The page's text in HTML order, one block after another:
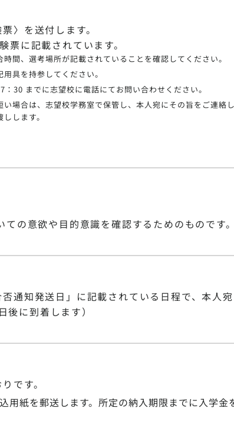
〉を送付します。
票に記載されています。
間、選考場所が記載されていることを確認してください。
具を持参してください。
：30 までに志望校に電話にてお問い合わせください。
場合は、志望校学務室で保管し、本人宛にその旨をご連絡
します。
の意欲や目的意識を確認するためのものです。
通知発送日」に記載されている日程で、本人宛
後に到着します）
です。
用紙を郵送します。所定の納入期限までに入学金